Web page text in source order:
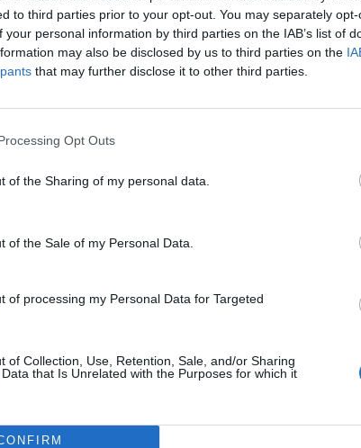
to third parties prior to your opt-out. You may separately
your personal information by third parties on the IAB’s list of
may also be disclosed by us to third parties on the
that may further disclose it to other third parties.
Opt Outs
of the Sharing of my personal data.
of the Sale of my Personal Data.
of processing my Personal Data for Targeted
of Collection, Use, Retention, Sale, and/or Sharing
that Is Unrelated with the Purposes for which it